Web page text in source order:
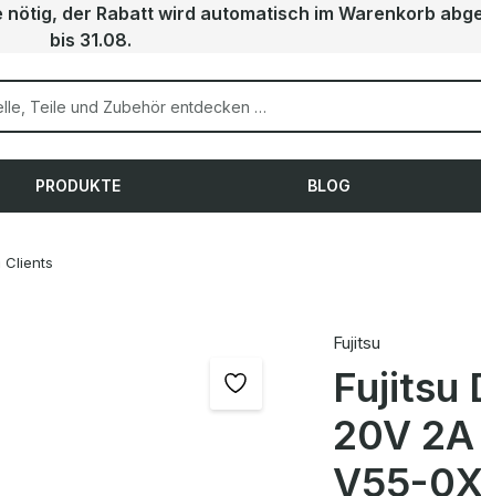
der Rabatt wird automatisch im Warenkorb
bis 31.08.
PRODUKTE BLOG
Clients
Fujitsu
Fujitsu
20V
V55-